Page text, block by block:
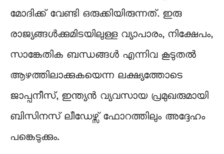
മോദിക്ക് വേണ്ടി ഒരുക്കിയിരുന്നത്. ഇരു
രാജ്യങ്ങൾക്കുമിടയിലുള്ള വ്യാപാരം, നിക്ഷേപം,
സാങ്കേതിക ബന്ധങ്ങൾ എന്നിവ കൂടുതൽ
ആഴത്തിലാക്കുകയെന്ന ലക്ഷ്യത്തോടെ
ജാപ്പനീസ്, ഇന്ത്യൻ വ്യവസായ പ്രമുഖരുമായി
ബിസിനസ് ലീഡേഴ്സ് ഫോറത്തിലും അദ്ദേഹം
പങ്കെടുക്കും.​